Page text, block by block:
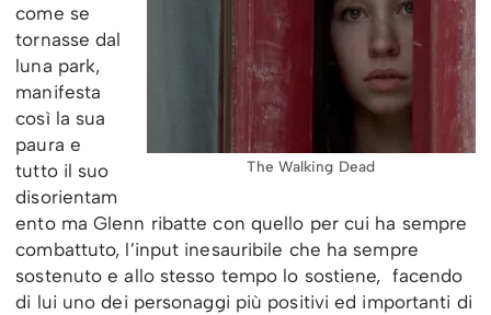
The Walking Dead
come se
tornasse dal
luna park,
manifesta
così la sua
paura e
tutto il suo
disorientam
ento ma Glenn ribatte con quello per cui ha sempre
combattuto, l’input inesauribile che ha sempre
sostenuto e allo stesso tempo lo sostiene, facendo
di lui uno dei personaggi più positivi ed importanti di